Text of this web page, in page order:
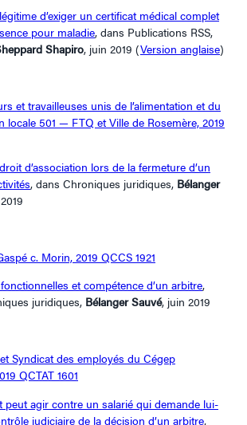
d’exiger un certificat médical complet
pour maladie, dans Publications RSS,
Shapiro, juin 2019 (Version anglaise)
et travailleuses unis de l’alimentation et du
locale 501 — FTQ et Ville de Rosemère, 2019
d’association lors de la fermeture d’un
, dans Chroniques juridiques, Bélanger
c. Morin, 2019 QCCS 1921
et compétence d’un arbitre,
juridiques, Bélanger Sauvé, juin 2019
Syndicat des employés du Cégep
QCTAT 1601
peut agir contre un salarié qui demande lui-
judiciaire de la décision d’un arbitre,